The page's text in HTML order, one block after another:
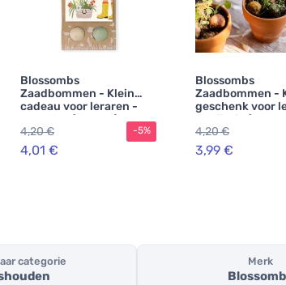
Blossombs
Zaadbommen - Klein
cadeau voor leraren -
Bloemen (2 stuks)
4,20 €
4,01 €
-5%
Blossombs
Zaadbommen -
geschenk voor
Konijntje (2
4,20 €
3,99 €
categorie Merk